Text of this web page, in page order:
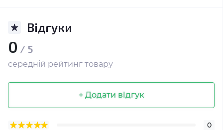
Відгуки
0 / 5
середній рейтинг товару
+ Додати відгук
0